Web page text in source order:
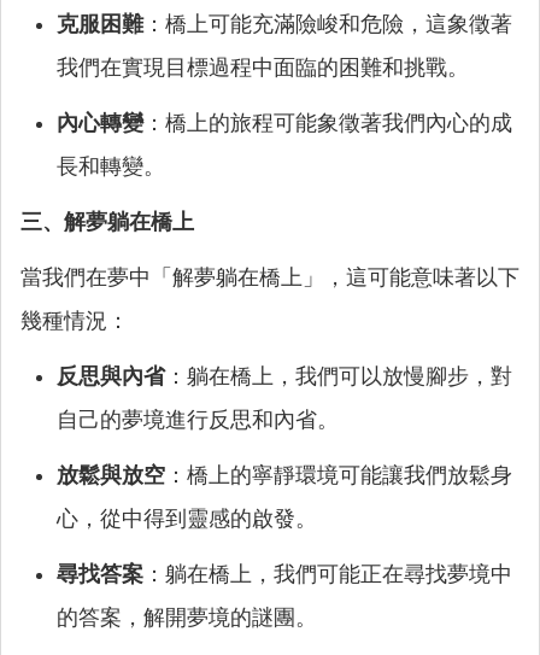
克服困難：橋上可能充滿險峻和危險，這象徵著
我們在實現目標過程中面臨的困難和挑戰。
內心轉變：橋上的旅程可能象徵著我們內心的成
長和轉變。
三、解夢躺在橋上
當我們在夢中「解夢躺在橋上」，這可能意味著以下
幾種情況：
反思與內省：躺在橋上，我們可以放慢腳步，對
自己的夢境進行反思和內省。
放鬆與放空 ：橋上的寧靜環境可能讓我們放鬆身
心，從中得到靈感的啟發。
尋找答案 ：躺在橋上，我們可能正在尋找夢境中
的答案，解開夢境的謎團。